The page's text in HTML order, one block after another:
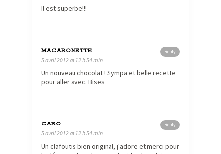
Il est superbe!!!
Reply
MACARONETTE
5 avril 2012 at 12 h 54 min
Un nouveau chocolat ! Sympa et belle recette
pour aller avec. Bises
Reply
CARO
5 avril 2012 at 12 h 54 min
Un clafoutis bien original, j'adore et merci pour